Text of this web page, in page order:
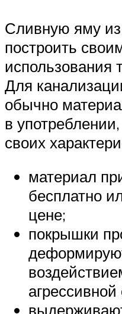
Сливную яму
построить
использования
Для
обычно
в
своих
материал
бесплатно
цене;
покрышки